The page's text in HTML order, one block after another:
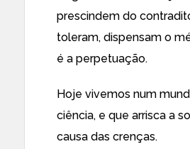
prescindem do
toleram, dispensam o
é a perpetuação.
Hoje vivemos num
ciência, e que arrisca a
causa das crenças.